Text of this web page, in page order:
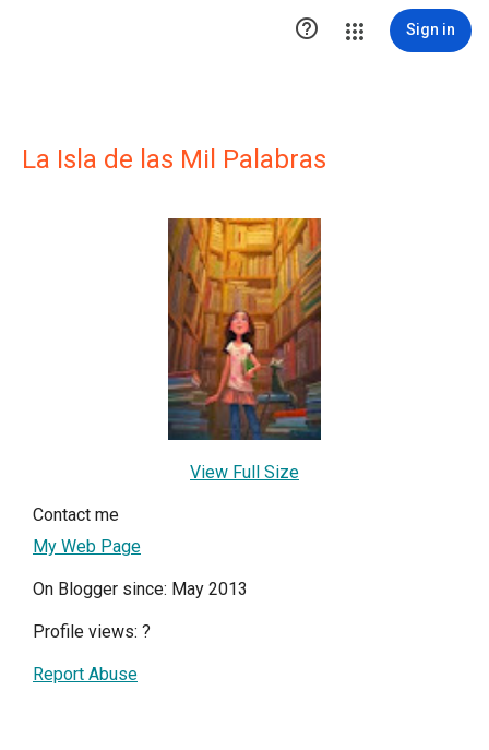
 Sign in
La Isla de las Mil Palabras
View Full Size
Contact me
My Web Page
On Blogger since: May 2013
Profile views: ?
Report Abuse